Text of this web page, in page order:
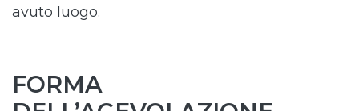
avuto luogo.
FORMA